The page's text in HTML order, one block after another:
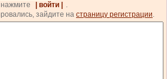
| войти |
.
зайдите на страницу регистрации.